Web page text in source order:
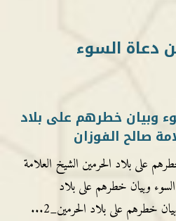
دعاة السوء
وبيان خطرهم على بلاد
صالح الفوزان
على بلاد الحرمين الشيخ العلامة
وبيان خطرهم على بلاد
خطرهم على بلاد الحرمين_2...